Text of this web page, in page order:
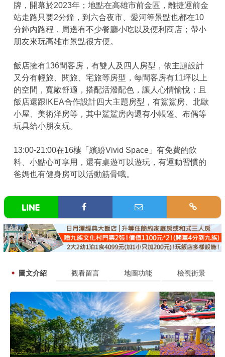
牌，開幕於2023年；地點在高雄市前金區，離捷運前金
站走路只要2分鐘，到六合夜市、愛河等景點也都在10
分鐘內路程，周邊有不少餐廳小吃以及便利商店；帶小
朋友來玩高雄市景點很方便。
飯店擁有136間客房，有雙人及四人房型，依主題設計
又分有輕旅、閱旅、宅旅等房型，每間客房有11坪以上
的空間，寬敞舒適，搭配活潑配色，讓人心情愉悅；且
飯店還跟IKEA合作設計四大主題房型，有鯊鯊房、北歐
小屋、美術洋房等，其中鯊鯊房內還有小帳篷、布偶等
玩具給小朋友玩。
13:00-21:00在16樓「繽紛Vivid Space」有免費的飲
料、小點心可享用，還有桌遊可以遊玩，有運動習慣的
爸媽也有健身房可以活動筋骨哦。
圖文介紹 觀看留言 地圖功能 檢視街景